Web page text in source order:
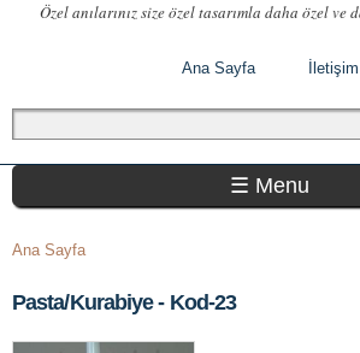
Özel anılarınız size özel tasarımla daha özel ve
Ana Sayfa İletişim
☰ Menu
Buradasınız
Ana Sayfa
Pasta/Kurabiye - Kod-23